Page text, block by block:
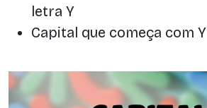
letra Y
Capital que começa com Y